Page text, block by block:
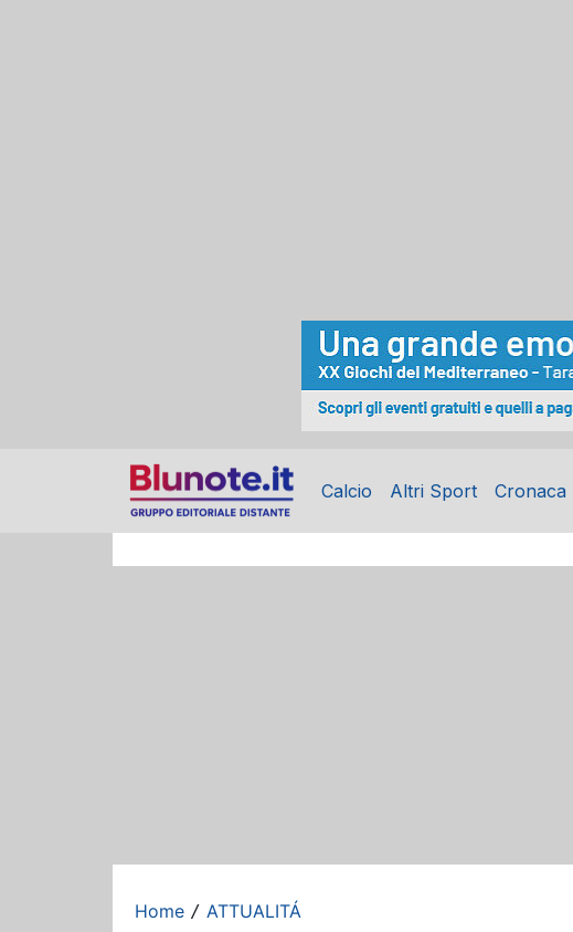
Calcio Altri Sport Cronaca
Home / ATTUALITÁ